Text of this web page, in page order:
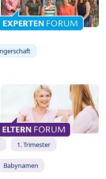
1. Trimester
Babynamen